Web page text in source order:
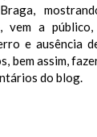
vem a
e ausência
bem assim,
do blog.